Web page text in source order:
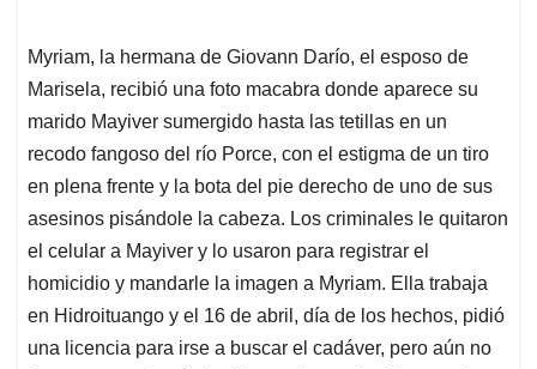
Myriam, la hermana de Giovann Darío, el esposo de
Marisela, recibió una foto macabra donde aparece su
marido Mayiver sumergido hasta las tetillas en un
recodo fangoso del río Porce, con el estigma de un tiro
en plena frente y la bota del pie derecho de uno de sus
asesinos pisándole la cabeza. Los criminales le quitaron
el celular a Mayiver y lo usaron para registrar el
homicidio y mandarle la imagen a Myriam. Ella trabaja
en Hidroituango y el 16 de abril, día de los hechos, pidió
una licencia para irse a buscar el cadáver, pero aún no